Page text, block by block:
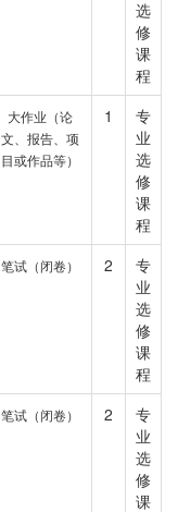
选
修
课
程
大作业（论
文、报告、项
目或作品等）
1
专
业
选
修
课
程
笔试（闭卷） 2
专
业
选
修
课
程
笔试（闭卷） 2
专
业
选
修
课